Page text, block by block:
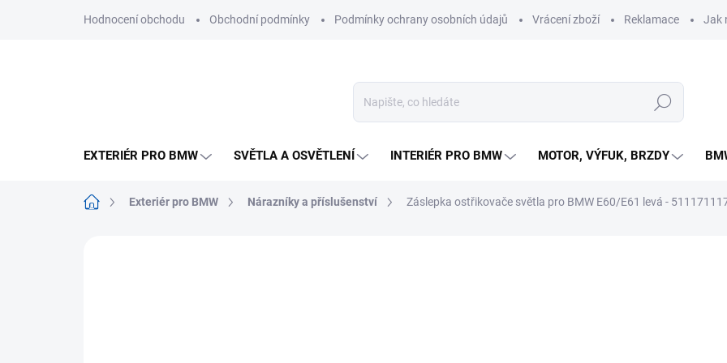
Hodnocení obchodu Obchodní podmínky Podmínky ochrany osobních údajů Vrácení zboží Reklamace Jak
Hledat
EXTERIÉR PRO BMW SVĚTLA A OSVĚTLENÍ INTERIÉR PRO BMW MOTOR, VÝFUK, BRZDY
Domů Exteriér pro BMW Nárazníky a příslušenství Záslepka ostřikovače světla pro BMW E60/E61 levá -